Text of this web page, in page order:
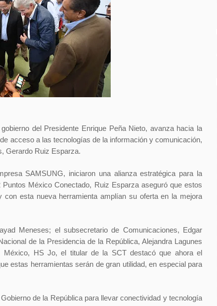
del Presidente Enrique Peña Nieto, avanza hacia la
acceso a las tecnologías de la información y comunicación,
Gerardo Ruiz Esparza.
SAMSUNG, iniciaron una alianza estratégica para la
México Conectado, Ruiz Esparza aseguró que estos
esta nueva herramienta amplían su oferta en la mejora
Meneses; el subsecretario de Comunicaciones, Edgar
de la Presidencia de la República, Alejandra Lagunes
HS Jo, el titular de la SCT destacó que ahora el
estas herramientas serán de gran utilidad, en especial para
de la República para llevar conectividad y tecnología